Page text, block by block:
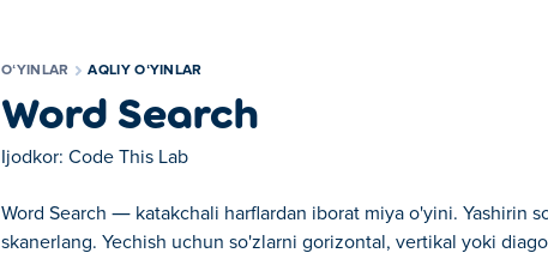
OʻYINLAR AQLIY OʻYINLAR
Word Search
Ijodkor: Code This Lab
Word Search — katakchali harflardan iborat miya o'yini. Yashirin
skanerlang. Yechish uchun so'zlarni gorizontal, vertikal yoki